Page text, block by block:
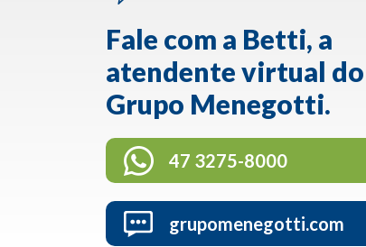
Fale com a Betti, a
atendente virtual do
Grupo Menegotti.
47 3275-8000
grupomenegotti.com